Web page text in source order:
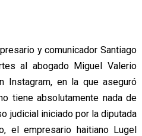
y comunicador Santiago
al abogado Miguel Valerio
Instagram, en la que aseguró
tiene absolutamente nada de
judicial iniciado por la diputada
el empresario haitiano Lugel